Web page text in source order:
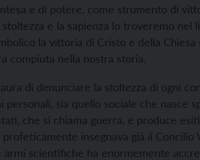
e di potere, come strumento di
e la sapienza lo troveremo nel
la vittoria di Cristo e della Chiesa
compiuta nella nostra storia.
di denunciare la stoltezza di ogni
sia quello sociale che nasce
che si chiama guerra, e produce
insegnava già il Concilio
armi scientifiche ha enormemente